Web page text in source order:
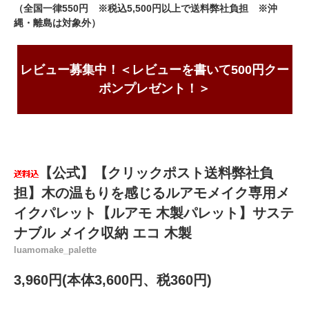
（全国一律550円 ※税込5,500円以上で送料弊社負担 ※沖
縄・離島は対象外）
レビュー募集中！＜レビューを書いて500円クー
ポンプレゼント！＞
【公式】【クリックポスト送料弊社負
担】木の温もりを感じるルアモメイク専用メ
イクパレット【ルアモ 木製パレット】サステ
ナブル メイク収納 エコ 木製
luamomake_palette
3,960円(本体3,600円、税360円)